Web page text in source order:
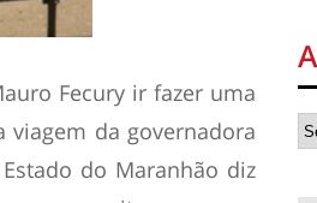
Fecury ir fazer uma
viagem da governadora
do Maranhão diz